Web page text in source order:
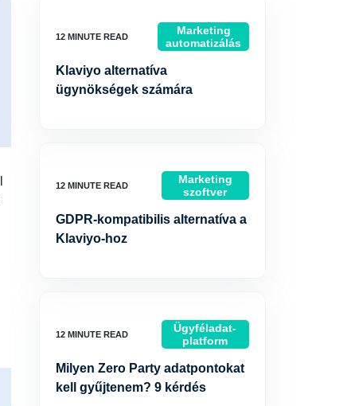
Marketing
automatizálás
Klaviyo alternatíva
ügynökségek számára
Marketing
szoftver
GDPR-kompatibilis alternatíva a
Klaviyo-hoz
Ügyféladat-
platform
Milyen Zero Party adatpontokat
kell gyűjtenem? 9 kérdés